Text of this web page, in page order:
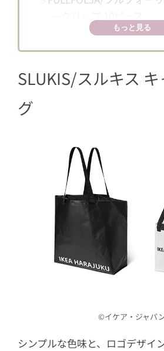
HJÄLPREDA/イェルプレ
ライサー
5SKYNKE/スキンケエコバ
ピンク
ー 50×50 cm
HÖSTLÖV/ホストローヴ
グ オレンジ
もっと見る
SLUKIS/スルキス
グ
©︎イケア・ジャパ
シンプルな色味と、ロゴデザイ